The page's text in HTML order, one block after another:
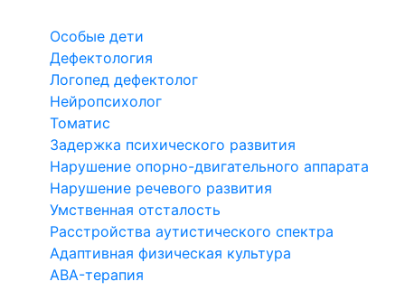
Особые дети
Дефектология
Логопед дефектолог
Нейропсихолог
Томатис
Задержка психического развития
Нарушение опорно-двигательного аппарата
Нарушение речевого развития
Умственная отсталость
Расстройства аутистического спектра
Адаптивная физическая культура
ABA-терапия